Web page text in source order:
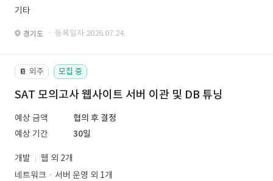
기타
경기도 · 등록일자 2026.07.24.
📔 외주 모집 중
SAT 모의고사 웹사이트 서버 이관 및 DB 튜닝
예상 금액
협의 후 결정
예상 기간
30일
개발
웹 외 2개
네트워크ㆍ서버 운영 외 1개